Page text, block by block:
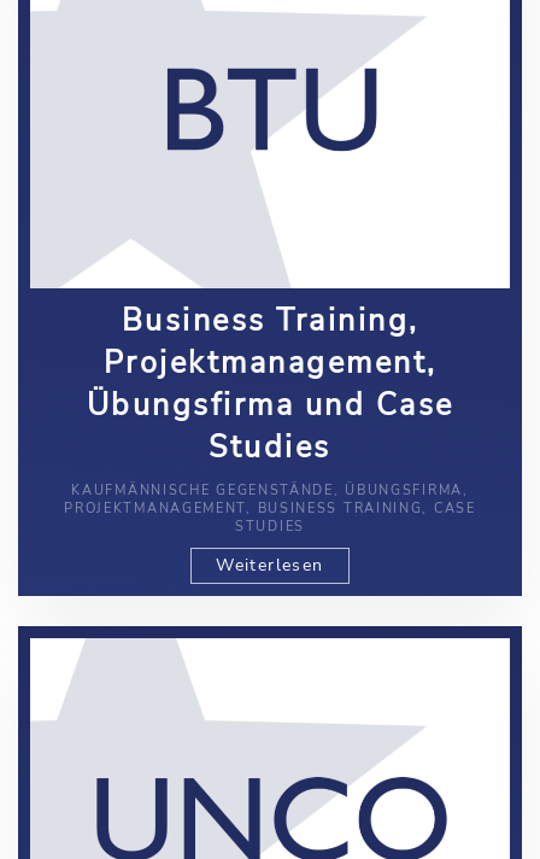
Business Training,
Projektmanagement,
Übungsfirma und Case
Studies
KAUFMÄNNISCHE GEGENSTÄNDE, ÜBUNGSFIRMA,
PROJEKTMANAGEMENT, BUSINESS TRAINING, CASE
STUDIES
Weiterlesen